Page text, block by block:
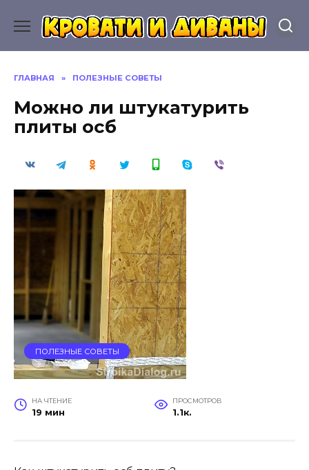
содержанию
ГЛАВНАЯ » ПОЛЕЗНЫЕ СОВЕТЫ
Можно ли штукатурить
плиты осб
ПОЛЕЗНЫЕ СОВЕТЫ
НА ЧТЕНИЕ
19 мин
ПРОСМОТРОВ
1.1к.